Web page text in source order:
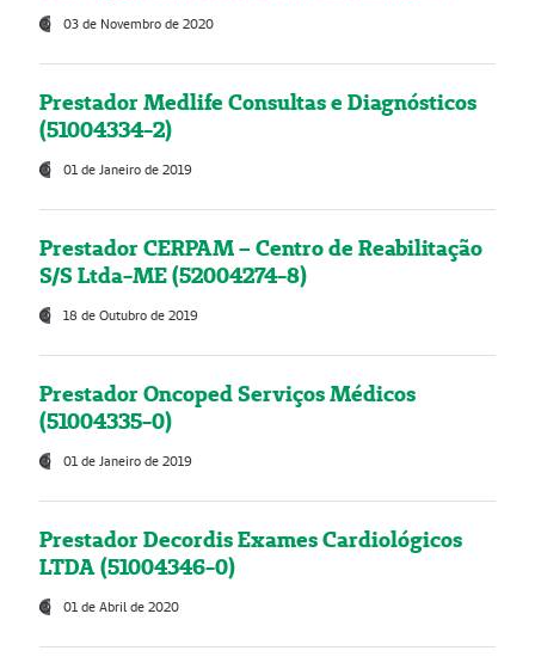
03 de Novembro de 2020
Prestador Medlife Consultas e Diagnósticos
(51004334-2)
01 de Janeiro de 2019
Prestador CERPAM – Centro de Reabilitação
S/S Ltda-ME (52004274-8)
18 de Outubro de 2019
Prestador Oncoped Serviços Médicos
(51004335-0)
01 de Janeiro de 2019
Prestador Decordis Exames Cardiológicos
LTDA (51004346-0)
01 de Abril de 2020